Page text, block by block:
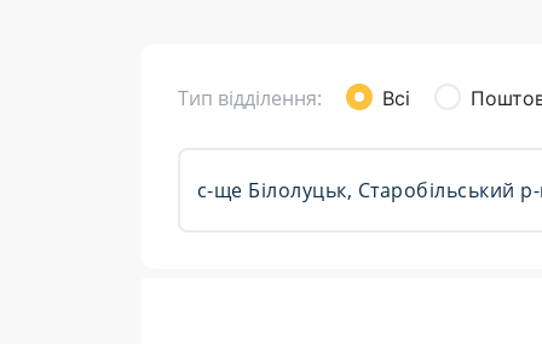
Тип відділення: Всі